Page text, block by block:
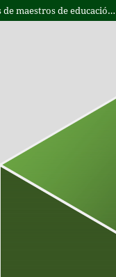
Interculturalidad y prácticas educativas de maestros de educación básica en territorios de diferencia cultural en el Urabá antioqueño